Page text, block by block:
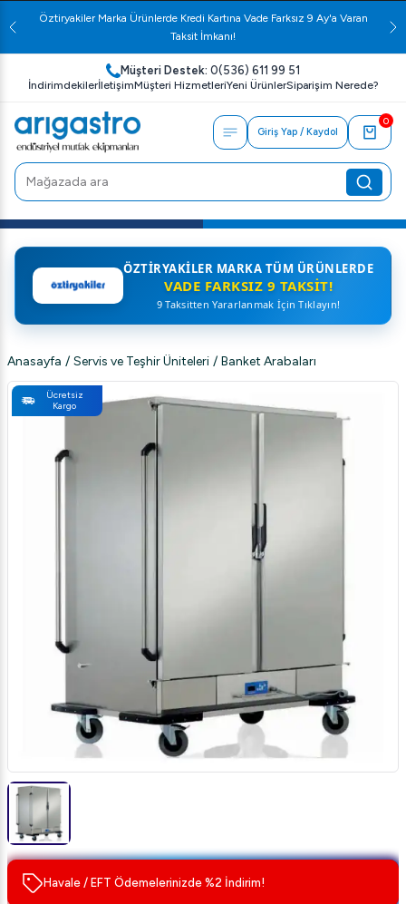
Öztiryakiler Marka Ürünlerde Kredi Kartına Vade Farksız 9 Ay'a Varan
Taksit İmkanı!
Müşteri Destek: 0(536) 611 99 51
İndirimdekilerİletişimMüşteri HizmetleriYeni ÜrünlerSiparişim Nerede?
Giriş Yap / Kaydol
0
ÖZTIRYAKILER MARKA TÜM ÜRÜNLERDE
VADE FARKSIZ 9 TAKSIT!
9 Taksitten Yararlanmak İçin Tıklayın!
Anasayfa / Servis ve Teşhir Üniteleri / Banket Arabaları
Ücretsiz
Kargo
Havale / EFT Ödemelerinizde %2 İndirim!